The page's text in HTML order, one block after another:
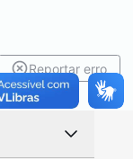
Reportar erro